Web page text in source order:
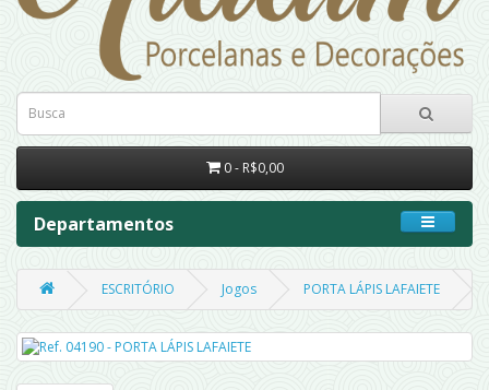
0 - R$0,00
Departamentos
ESCRITÓRIO Jogos PORTA LÁPIS LAFAIETE